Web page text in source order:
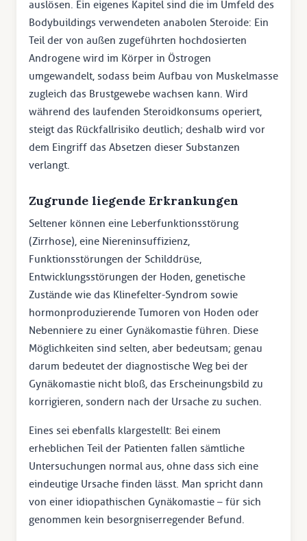
auslösen. Ein eigenes Kapitel sind die im Umfeld des
Bodybuildings verwendeten anabolen Steroide: Ein
Teil der von außen zugeführten hochdosierten
Androgene wird im Körper in Östrogen
umgewandelt, sodass beim Aufbau von Muskelmasse
zugleich das Brustgewebe wachsen kann. Wird
während des laufenden Steroidkonsums operiert,
steigt das Rückfallrisiko deutlich; deshalb wird vor
dem Eingriff das Absetzen dieser Substanzen
verlangt.
Zugrunde liegende Erkrankungen
Seltener können eine Leberfunktionsstörung
(Zirrhose), eine Niereninsuffizienz,
Funktionsstörungen der Schilddrüse,
Entwicklungsstörungen der Hoden, genetische
Zustände wie das Klinefelter-Syndrom sowie
hormonproduzierende Tumoren von Hoden oder
Nebenniere zu einer Gynäkomastie führen. Diese
Möglichkeiten sind selten, aber bedeutsam; genau
darum bedeutet der diagnostische Weg bei der
Gynäkomastie nicht bloß, das Erscheinungsbild zu
korrigieren, sondern nach der Ursache zu suchen.
Eines sei ebenfalls klargestellt: Bei einem
erheblichen Teil der Patienten fallen sämtliche
Untersuchungen normal aus, ohne dass sich eine
eindeutige Ursache finden lässt. Man spricht dann
von einer idiopathischen Gynäkomastie – für sich
genommen kein besorgniserregender Befund.